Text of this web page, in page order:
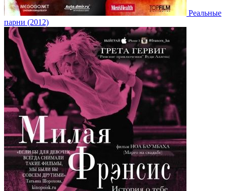
Реальные
парни (2012)